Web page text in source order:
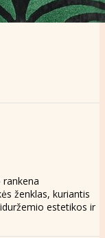
ženklas, kuriantis
estetikos ir